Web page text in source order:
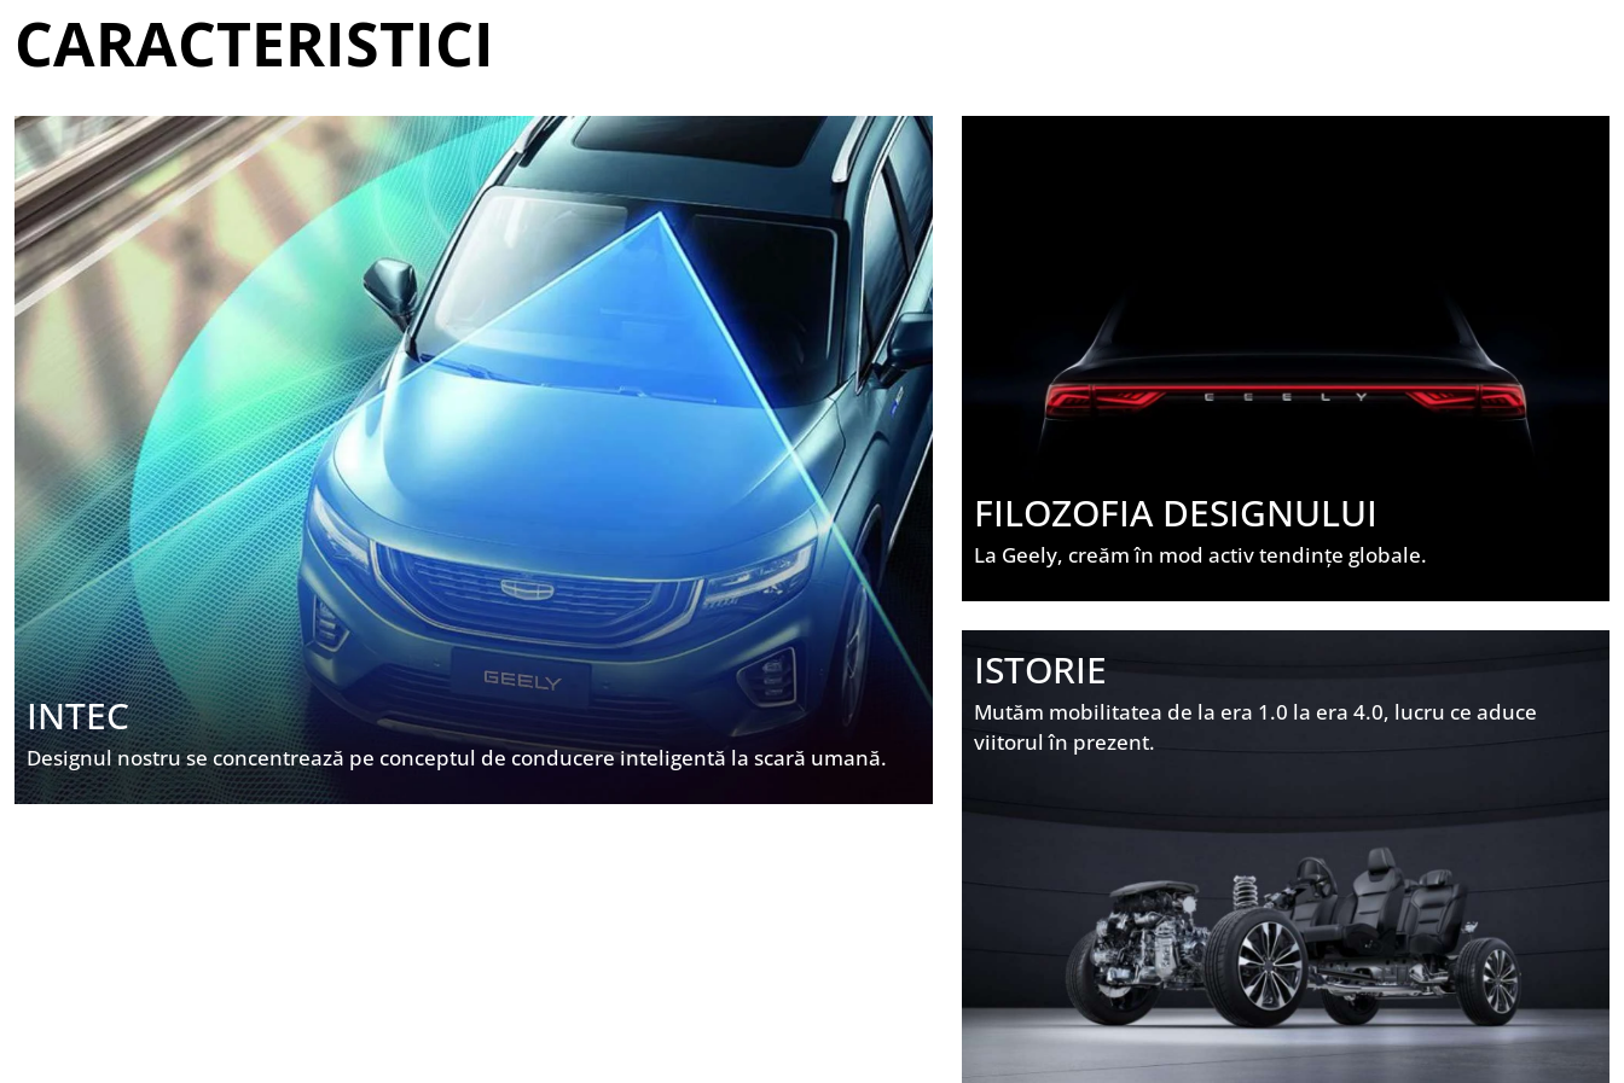
CARACTERISTICI
INTEC
Designul nostru se concentrează pe conceptul de conducere inteligentă la scară umană.
FILOZOFIA DESIGNULUI
La Geely, creăm în mod activ tendințe globale.
ISTORIE
Mutăm mobilitatea de la era 1.0 la era 4.0, lucru ce aduce
viitorul în prezent.